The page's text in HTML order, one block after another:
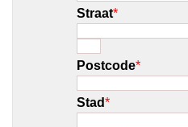
Straat*
Postcode*
Stad*